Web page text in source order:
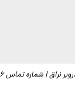
نراق | شماره تماس 0863816